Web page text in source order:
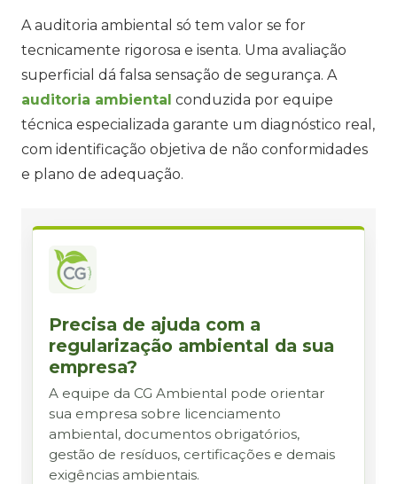
A auditoria ambiental só tem valor se for
tecnicamente rigorosa e isenta. Uma avaliação
superficial dá falsa sensação de segurança. A
auditoria ambiental conduzida por equipe
técnica especializada garante um diagnóstico real,
com identificação objetiva de não conformidades
e plano de adequação.
Precisa de ajuda com a
regularização ambiental da sua
empresa?
A equipe da CG Ambiental pode orientar
sua empresa sobre licenciamento
ambiental, documentos obrigatórios,
gestão de resíduos, certificações e demais
exigências ambientais.